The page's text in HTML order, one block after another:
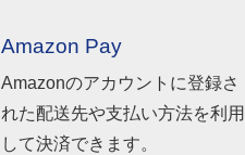
Amazon Pay
Amazonのアカウントに登録さ
れた配送先や支払い方法を利用
して決済できます。